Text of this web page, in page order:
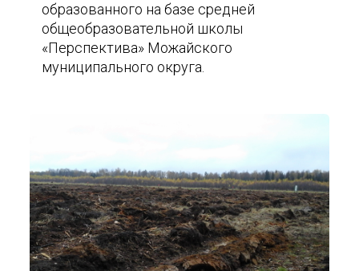
образованного на базе средней
общеобразовательной школы
«Перспектива» Можайского
муниципального округа.